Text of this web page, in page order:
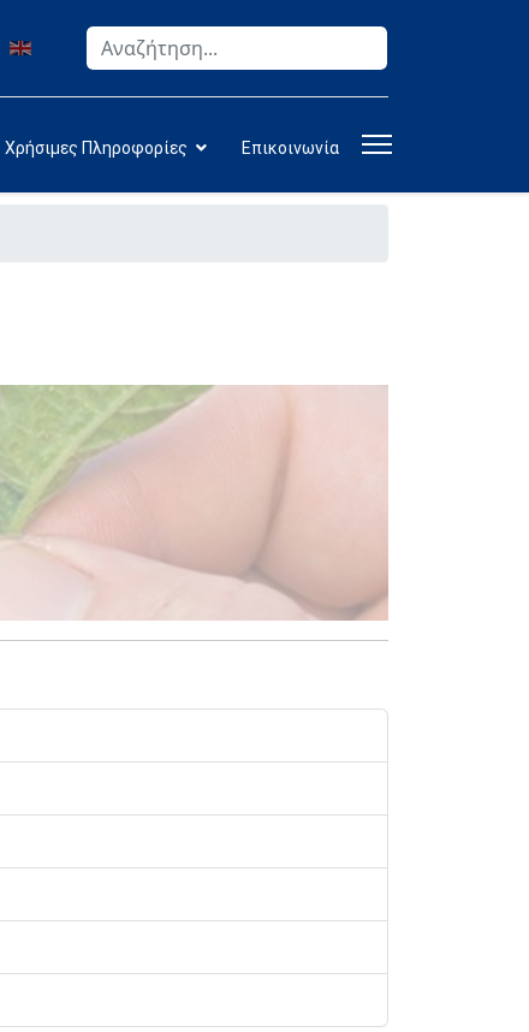
Αναζήτηση
Χρήσιμες Πληροφορίες Επικοινωνία